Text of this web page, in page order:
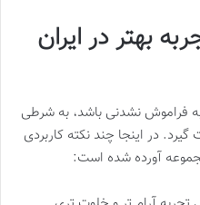
بهتر در ایران
فراموش نشدنی باشد، به شرطی
در اینجا چند نکته کاربردی
آورده شده است: